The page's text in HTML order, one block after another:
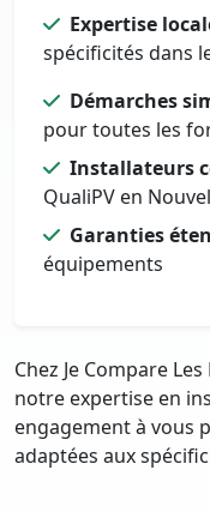
Expertise
spécificités dans
Démarches
pour toutes les
Installateurs
QualiPV en
Garanties
équipements
Chez Je Compare
notre expertise en
engagement à vous
adaptées aux